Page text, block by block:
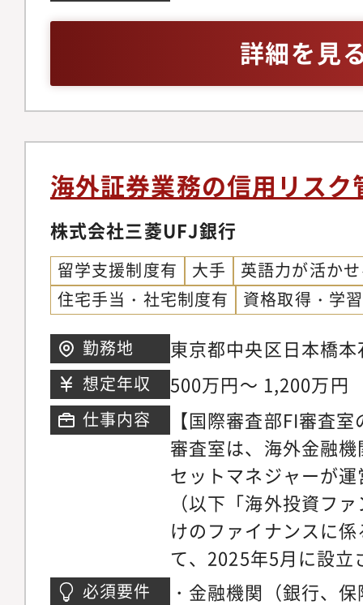
ど海外拠点との連携
バルな市場コンプラ
場規制や当局動向に
部署】三菱UFJ銀行
部市場コンプライア
ジネス部門、企画部
部署、MUFG関連会
会】日本最大のメガ
バルな市場取引やビ
業務を通じて、市場
い経験とスキルを身
す。それらを通じて
働でチームワークも
活用スキルの習得も
キャリアパス】
イアンスの企画業務
始めて頂き、専担者
す。また、将来の業
後のキャリアパス（
マネジメント職、フ
セキュリティ管理Gr
部署、経営管理部署
外拠点コンプライア
【想定キャリアパス
の変化に応じた、実
キュリティ管理統制
報保護法（含む海外
対応や、新ビジネス
フラのDX化に伴う情
構築などの業務領域
いただきます。キャ
で、将来的にはチー
トとして当行の情報
ドしていただくポジ
ています。
定や研修実施など、
でいただける人材を
業務での経験を積ん
リア形成をしていた
プライアンス領域の
能です。【業務内容
般の企画立案・総括
スのコンプライアン
統制強化のアクショ
況・浸透状況のモニ
リー・リスク評価業
るデータ分析の活用
析、可視化、データ
動規範の制改定と浸
研修・コンプライア
費・システム投資運
部署】三菱UFJ銀行
部企画Gr【主な関係
部署、経営企画部基
ビス部DX室、海外部
金融当局【成長機会
詳細を見
海外証券業務の信用リス
株式会社三菱UFJ銀行
留学支援制度有 大手
英語力が活か
住宅手当・社宅制度有
資格取得・学
勤務地
東京都中央区日本橋
三越隣り
想定年収 500万円～ 1,200万円
仕事内容
【国際審査部FI審査
審査室は、海外金融
セットマネジャーが
（以下「海外投資フ
けのファイナンスに
て、2025年5月に設
す。第2Grは、ＭＵ
必須要件
・金融機関（銀行、